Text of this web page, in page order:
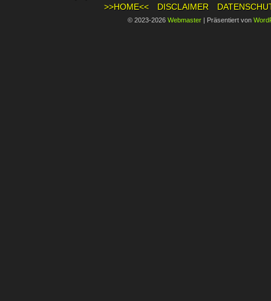
>>HOME<<
DISCLAIMER
© 2023-2026 Webmaster | Präsentiert von